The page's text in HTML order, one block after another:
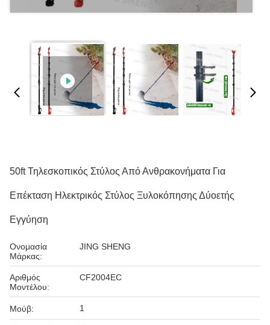
50ft Τηλεσκοπικός Στύλος Από Ανθρακονήματα Για
Επέκταση Ηλεκτρικός Στύλος Ξυλοκόπησης Δύοετής
Εγγύηση
Ονομασία
Μάρκας:
JING SHENG
Αριθμός
Μοντέλου:
CF2004EC
Μούβ: 1